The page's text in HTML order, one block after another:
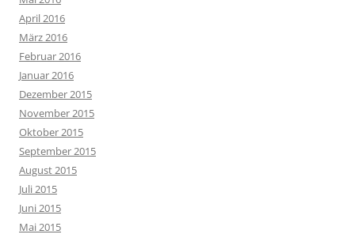
April 2016
März 2016
Februar 2016
Januar 2016
Dezember 2015
November 2015
Oktober 2015
September 2015
August 2015
Juli 2015
Juni 2015
Mai 2015